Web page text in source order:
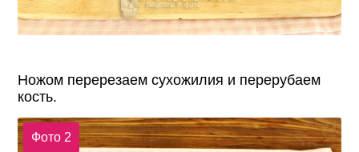
Ножом перерезаем сухожилия и перерубаем
кость.
Фото 2